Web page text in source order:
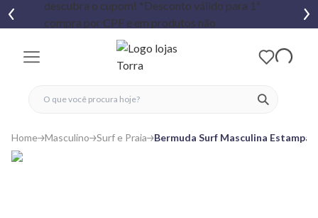
ver
fechar menu
fechar menu
favoritos
Home Masculino Surf e Praia Bermuda Surf Masculina Estampa